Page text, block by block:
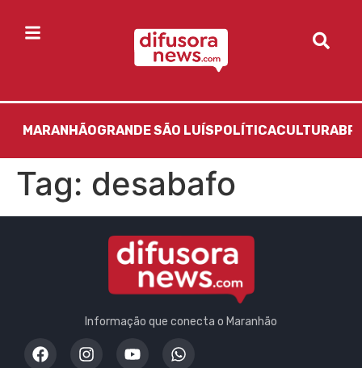
MARANHÃOGRANDE SÃO LUÍS POLÍTICACULTURA
Tag: desabafo
Informação que conecta o Maranhão